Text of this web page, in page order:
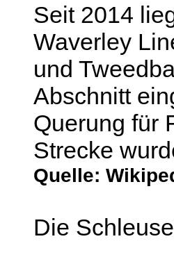
Seit 2014
Waverley
und
Abschnitt
Querung für
Strecke
Quelle:
Die